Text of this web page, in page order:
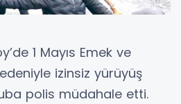
1 Mayıs Emek ve
izinsiz yürüyüş
polis müdahale etti.